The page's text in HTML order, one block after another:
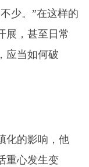
少。”在这样的
展，甚至日常
应当如何破
化的影响，他
重心发生变